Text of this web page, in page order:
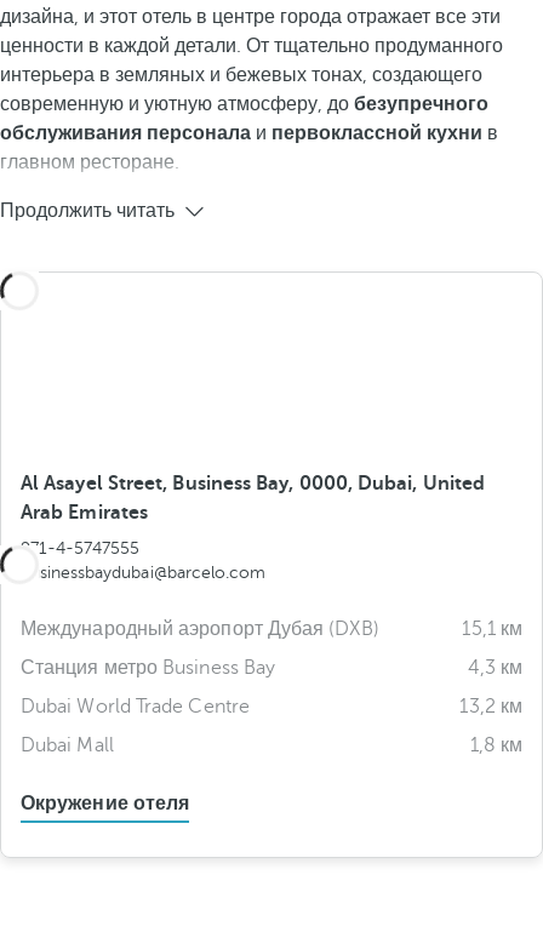
дизайна, и этот отель в центре города отражает все эти
ценности в каждой детали. От тщательно продуманного
интерьера в земляных и бежевых тонах, создающего
современную и уютную атмосферу, до безупречного
обслуживания персонала и первоклассной кухни в
главном ресторане.
Продолжить читать
Al Asayel Street, Business Bay, 0000, Dubai, United
Arab Emirates
971-4-5747555
businessbaydubai@barcelo.com
Международный аэропорт Дубая (DXB)
15,1 км
Станция метро Business Bay
4,3 км
Dubai World Trade Centre
13,2 км
Dubai Mall
1,8 км
Окружение отеля